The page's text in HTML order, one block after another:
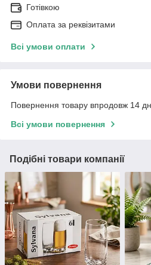
Готівкою
Оплата за реквізитами
Всі умови оплати
Умови повернення
Повернення товару впродовж 14
Всі умови повернення
Подібні товари компанії